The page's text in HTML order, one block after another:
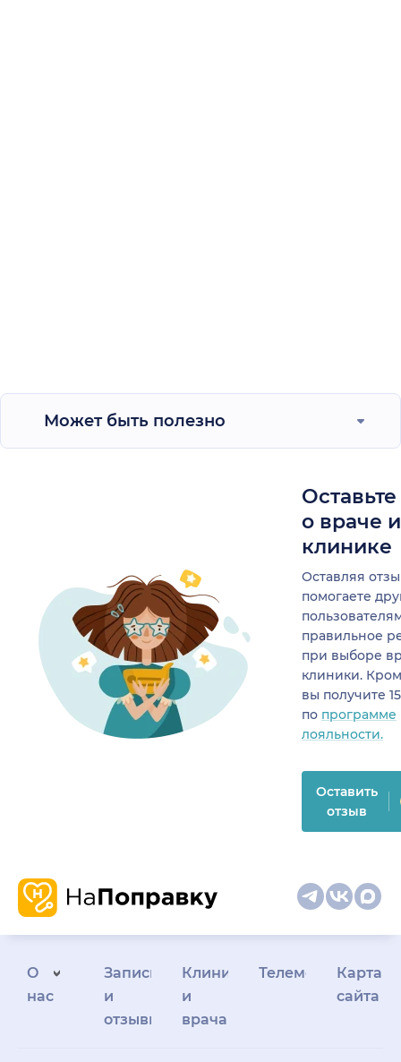
Может быть полезно
о враче
клинике
Оставляя
помогаете
правильное
при выборе
клиники.
вы получите
по программе
лояльности.
Оставить
отзыв
О
нас
Запись
и
отзывы
Клиникам
и
врачам
Телемедицина
Карта
сайта